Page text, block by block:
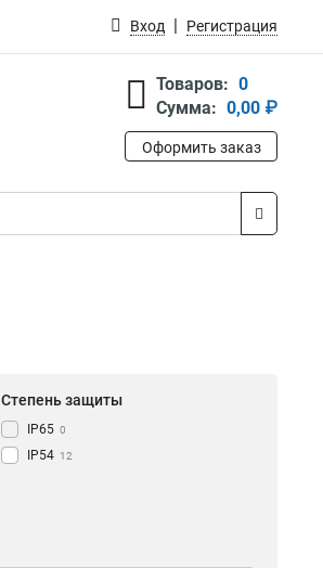
Вход Регистрация
Товаров: 0
Сумма: 0,00 ₽
Оформить заказ
Степень защиты
IP65 0
IP54 12